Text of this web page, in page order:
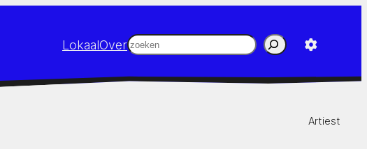
LokaalOverZoeken
Artiest